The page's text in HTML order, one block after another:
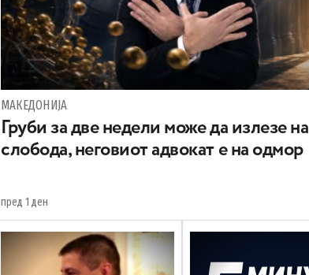
МАКЕДОНИЈА
Груби за две недели може да излезе на
слобода, неговиот адвокат е на одмор
пред 1 ден